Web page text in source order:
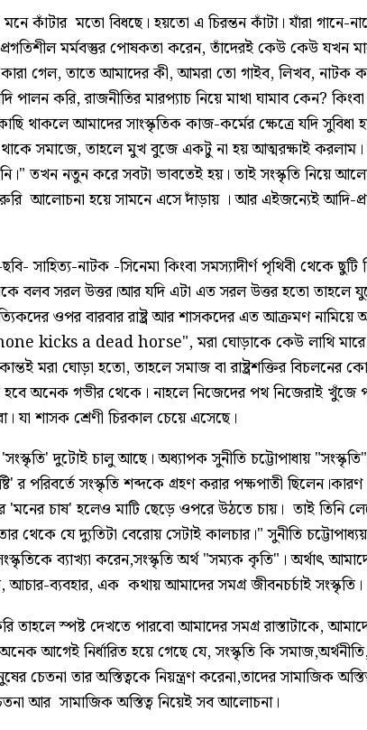
কাঁটার মতো বিধছে। হয়তো এ চিরন্তন কাঁটা। যাঁরা গানে-
মর্মবস্তুর পোষকতা করেন, তাঁদেরই কেউ কেউ যখন
কারা গেল, তাতে আমাদের কী, আমরা তো গাইব, লিখব, নাটক
পালন করি, রাজনীতির মারপ্যাচ নিয়ে মাথা ঘামাব কেন? কিংবা
থাকলে আমাদের সাংস্কৃতিক কাজ-কর্মের ক্ষেত্রে যদি সুবিধা
সমাজে, তাহলে মুখ বুজে একটু না হয় আত্মরক্ষাই
তখন নতুন করে সবটা ভাবতেই হয়। তাই সংস্কৃতি নিয়ে
আলোচনা হয়ে সামনে এসে দাঁড়ায় । আর এইজন্যেই আদি-
সাহিত্য-নাটক -সিনেমা কিংবা সমস্যাদীর্ণ পৃথিবী থেকে ছুটি
বলব সরল উত্তর।আর যদি এটা এত সরল উত্তর হতো তাহলে
ওপর বারবার রাষ্ট্র আর শাসকদের এত আক্রমণ
kicks a dead horse", মরা ঘোড়াকে কেউ লাথি মারে
মরা ঘোড়া হতো, তাহলে সমাজ বা রাষ্ট্রশক্তির বিচলনের
অনেক গভীর থেকে। নাহলে নিজেদের পথ নিজেরাই খুঁজে
শাসক শ্রেণী চিরকাল চেয়ে এসেছে।
দুটোই চালু আছে। অধ্যাপক সুনীতি চট্টোপাধায়
র পরিবর্তে সংস্কৃতি শব্দকে গ্রহণ করার পক্ষপাতী ছিলেন।কারণ
চাষ' হলেও মাটি ছেড়ে ওপরে উঠতে চায়। তাই তিনি
থেকে যে দ্যুতিটা বেরোয় সেটাই কালচার।" সুনীতি
ব্যাখ্যা করেন,সংস্কৃতি অর্থ "সম্যক কৃতি"। অর্থাৎ
আচার-ব্যবহার, এক কথায় আমাদের সমগ্র জীবনচর্চাই সংস্কৃতি।
স্পষ্ট দেখতে পারবো আমাদের সমগ্র রাস্তাটাকে,
আগেই নির্ধারিত হয়ে গেছে যে, সংস্কৃতি কি
চেতনা তার অস্তিত্বকে নিয়ন্ত্রণ করেনা,তাদের সামাজিক
আর সামাজিক অস্তিত্ব নিয়েই সব আলোচনা।